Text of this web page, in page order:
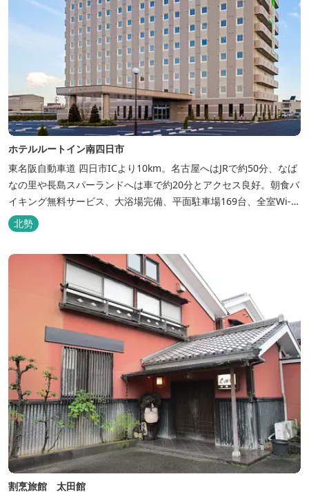
ホテルルートイン南四日市
東名阪自動車道 四日市ICより10km。名古屋へはJRで約50分、なば
なの里や長島スパーランドへは車で約20分とアクセス良好。朝食バ
イキング無料サービス、大浴場完備、平面駐車場169台、全室Wi-Fi
完備。ビジネスにも観光にもご利用頂ける快適なホテルライフをご
提供します。
北勢
割烹旅館 太田館